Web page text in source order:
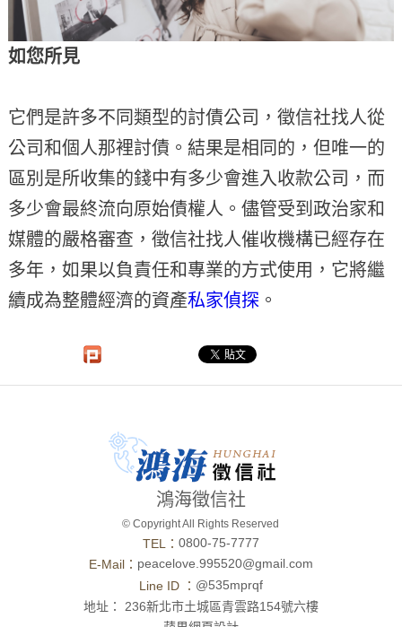
如您所見
它們是許多不同類型的討債公司，徵信社找人從
公司和個人那裡討債。結果是相同的，但唯一的
區別是所收集的錢中有多少會進入收款公司，而
多少會最終流向原始債權人。儘管受到政治家和
媒體的嚴格審查，徵信社找人催收機構已經存在
多年，如果以負責任和專業的方式使用，它將繼
續成為整體經濟的資產私家偵探 。
鴻海徵信社
© Copyright All Rights Reserved
TEL： 0800-75-7777
E-Mail： peacelove.995520@gmail.com
Line ID ： @535mprqf
地址： 236新北市土城區青雲路154號六樓